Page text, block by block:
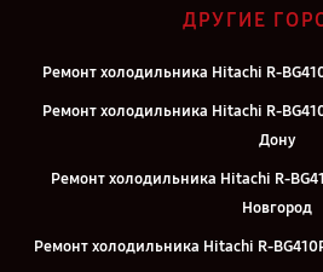
ДРУГИЕ
Ремонт холодильника Hitachi R-
Ремонт холодильника Hitachi R-
Дону
Ремонт холодильника Hitachi R-
Новгород
Ремонт холодильника Hitachi R-